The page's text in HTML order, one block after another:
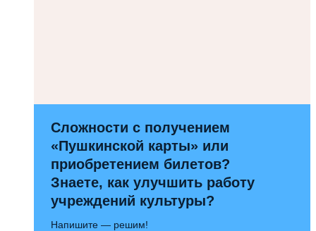
Сложности с получением
«Пушкинской карты» или
приобретением билетов?
Знаете, как улучшить работу
учреждений культуры?
Напишите — решим!